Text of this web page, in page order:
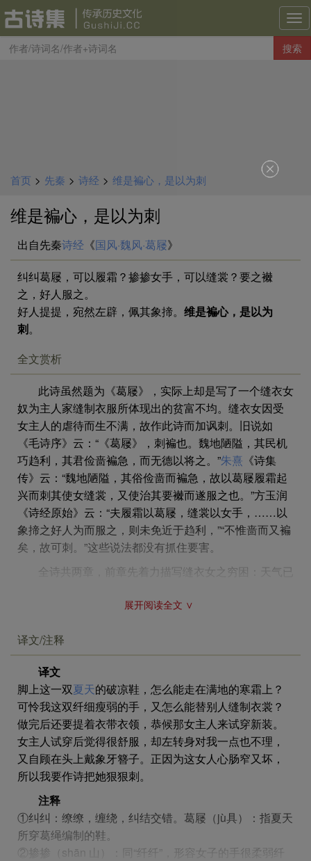
古
诗
集
搜索
首页 > 先秦 > 诗经 > 维是褊心，是以为刺
维是褊心，是以为刺
出自先秦诗经 《国风·魏风·葛屦》
纠纠葛屦，可以履霜？掺掺女手，可以缝裳？要之襋
之，好人服之。
好人提提，宛然左辟，佩其象揥。 维是褊心，是以为
刺。
全文赏析
此诗虽然题为《葛屦》，实际上却是写了一个缝衣女
奴为主人家缝制衣服所体现出的贫富不均。缝衣女因受
女主人的虐待而生不满，故作此诗而加讽刺。旧说如
《毛诗序》云：“《葛屦》，刺褊也。魏地陋隘，其民机
巧趋利，其君俭啬褊急，而无德以将之。”朱熹 《诗集
传》云：“魏地陋隘，其俗俭啬而褊急，故以葛屦履霜起
兴而刺其使女缝裳，又使治其要襋而遂服之也。”方玉润
《诗经原始》云：“夫履霜以葛屦，缝裳以女手，……以
象揥之好人为而服之，则未免近于趋利，”“不惟啬而又褊
矣，故可刺。”这些说法都没有抓住要害。
全诗共两章，前章先着力描写缝衣女之穷困：天气已
对她的虐待和吝啬，故她不仅受冻，而且挨饿，双手纤
衣。自己受冻，所做新衣非但不能穿身，还要服侍他人
试穿，这非常凄惨。
因前章末尾有“好人服之”句，已引出“好人”，故后章
作者笔锋一转，着力描写女主人之富有和傲慢。她穿上
了缝衣女辛苦制成的新衣，连看都不看她一眼，还故作
姿态地拿起簪子自顾梳妆打扮起来。这种举动自然是令
缝衣女更为愤慨和难以容忍的。
至此，读者可以清楚地发现，此诗实际上用了一个很
简单而又常见的手法，即对比。作者有意识地将缝衣女
与女主人对照起来描写，两人的距离立刻拉开，一穷一
富，一奴一主，马上形成鲜明的对照，给人留下了十分
强烈而又深刻的印象。
展开阅读全文 ∨
译文/注释
译文
脚上这一双夏天的破凉鞋，怎么能走在满地的寒霜上？
可怜我这双纤细瘦弱的手，又怎么能替别人缝制衣裳？
做完后还要提着衣带衣领，恭候那女主人来试穿新装。
女主人试穿后觉得很舒服，却左转身对我一点也不理，
又自顾在头上戴象牙簪子。正因为这女人心肠窄又坏，
所以我要作诗把她狠狠刺。
注释
①纠纠：缭缭，缠绕，纠结交错。葛屦（jù具）：指夏天
所穿葛绳编制的鞋。
②掺掺（shān 山）：同“纤纤”，形容女子的手很柔弱纤